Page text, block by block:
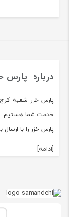
درباره پارس
خدمت شما هستیم.
پارس خزر را با
[ادامه]